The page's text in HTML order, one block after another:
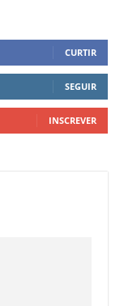
CURTIR
SEGUIR
INSCREVER